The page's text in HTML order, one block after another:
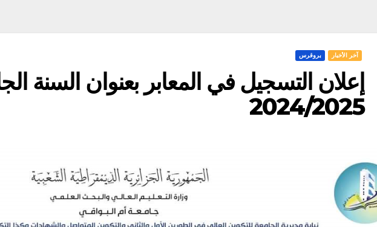
آخر الأخبار بروقرس
إعلان التسجيل في المعابر بعنوان السنة
2024/2025